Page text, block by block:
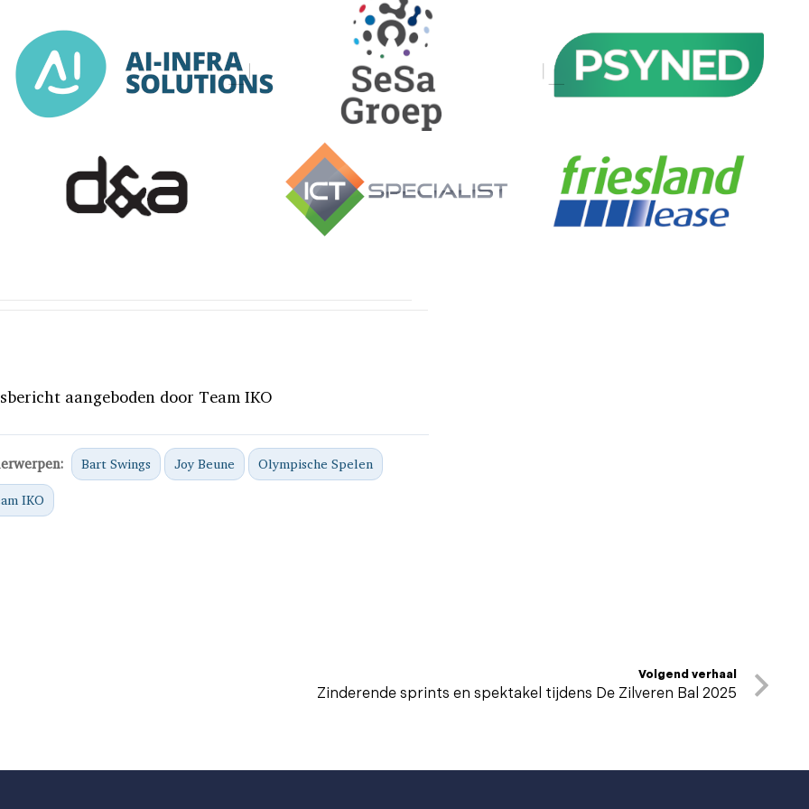
aangeboden door Team IKO
Bart Swings Joy Beune Olympische Spelen
IKO
Volgend verhaal
Zinderende sprints en spektakel tijdens De Zilveren Bal 2025